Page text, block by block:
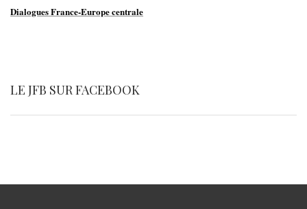
Dialogues France-Europe centrale
LE JFB SUR FACEBOOK